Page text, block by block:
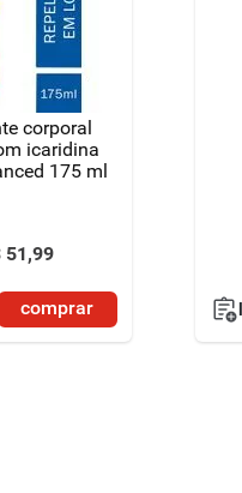
corporal
icaridina
175 ml
51,99
comprar